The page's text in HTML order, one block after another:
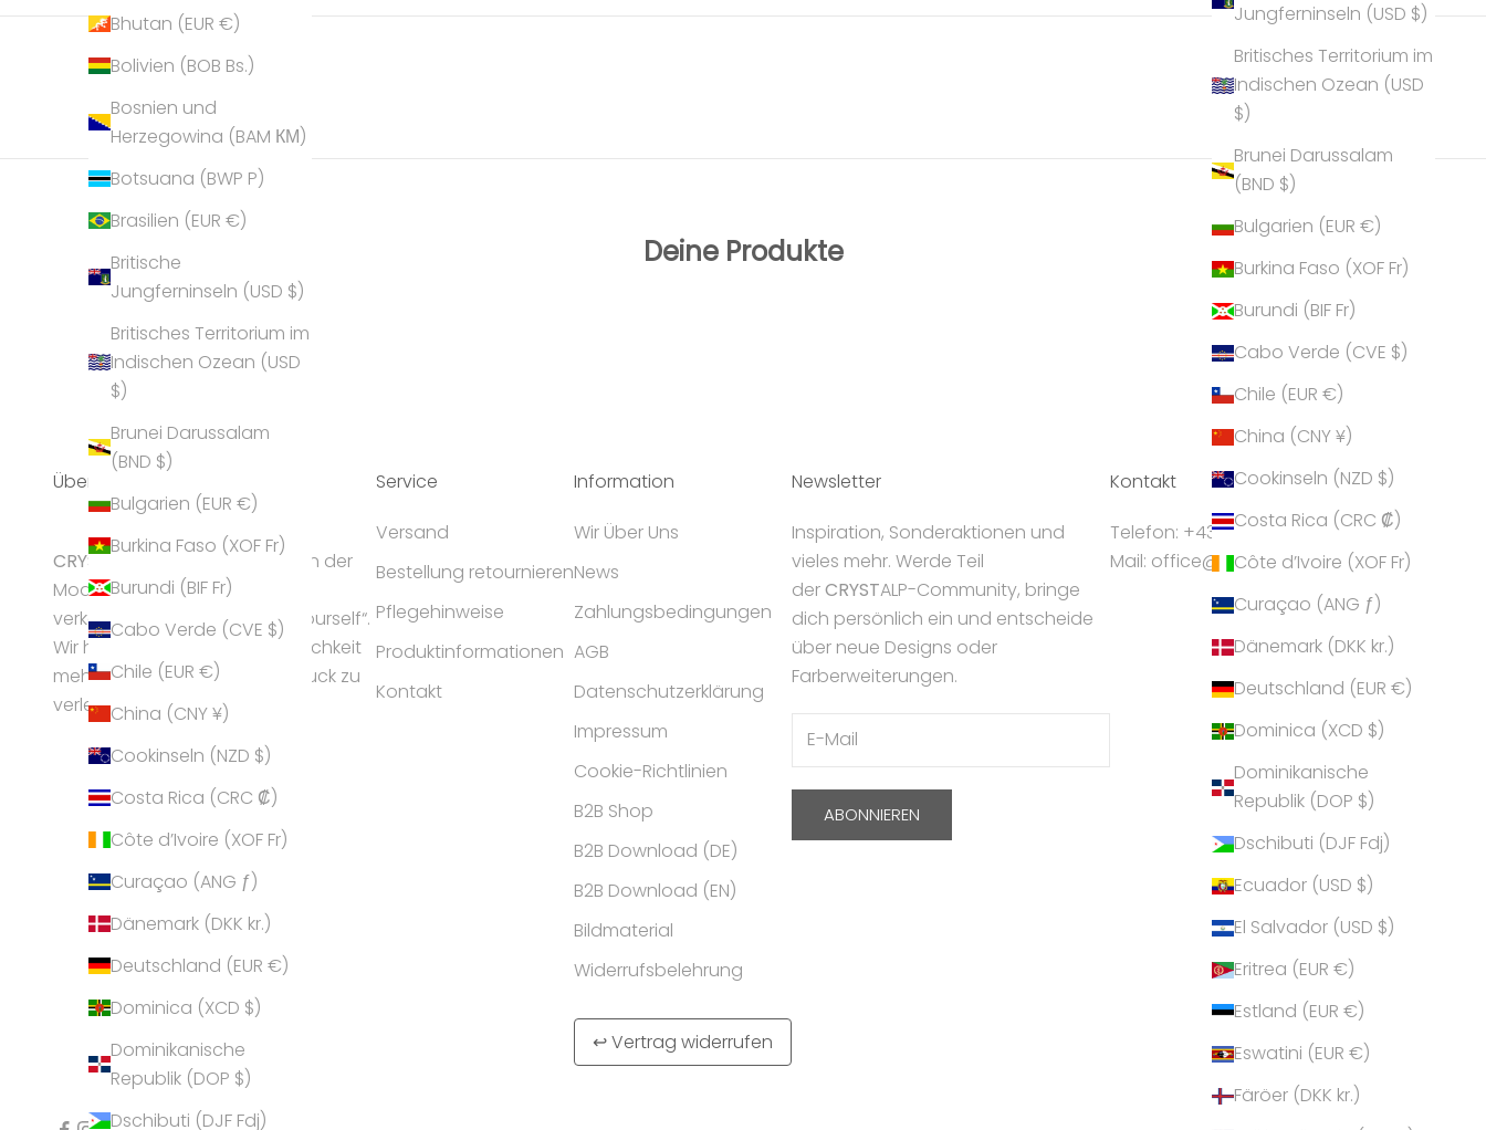
Jungferninseln (USD $)
Britisches Territorium im
Indischen Ozean (USD
$)
Brunei Darussalam
(BND $)
Bulgarien (EUR €)
Burkina Faso (XOF Fr)
Burundi (BIF Fr)
Cabo Verde (CVE $)
Chile (EUR €)
China (CNY ¥)
Cookinseln (NZD $)
Costa Rica (CRC ₡)
Côte d’Ivoire (XOF Fr)
Curaçao (ANG ƒ)
Dänemark (DKK kr.)
Deutschland (EUR €)
Dominica (XCD $)
Dominikanische
Republik (DOP $)
Dschibuti (DJF Fdj)
Ecuador (USD $)
El Salvador (USD $)
Eritrea (EUR €)
Estland (EUR €)
Eswatini (EUR €)
Färöer (DKK kr.)
Bhutan (EUR €)
Bolivien (BOB Bs.)
Bosnien und
Herzegowina (BAM КМ)
Botsuana (BWP P)
Brasilien (EUR €)
Britische
Jungferninseln (USD $)
Britisches Territorium im
Indischen Ozean (USD
$)
Brunei Darussalam
(BND $)
Bulgarien (EUR €)
Burkina Faso (XOF Fr)
Burundi (BIF Fr)
Cabo Verde (CVE $)
Chile (EUR €)
China (CNY ¥)
Cookinseln (NZD $)
Costa Rica (CRC ₡)
Côte d’Ivoire (XOF Fr)
Curaçao (ANG ƒ)
Dänemark (DKK kr.)
Deutschland (EUR €)
Dominica (XCD $)
Dominikanische
Republik (DOP $)
Dschibuti (DJF Fdj)
Deine Produkte
Über Uns
CRYSTALP gilt als Geheimtipp in der
Modeschmuck-Branche und
verkörpert die Idee „express yourself“.
Wir helfen Frauen ihrer Persönlichkeit
mehr Ausstrahlung und Ausdruck zu
verleihen.
Service
Versand
Bestellung retournieren
Pflegehinweise
Produktinformationen
Kontakt
Information
Wir Über Uns
News
Zahlungsbedingungen
AGB
Datenschutzerklärung
Impressum
Cookie-Richtlinien
B2B Shop
B2B Download (DE)
B2B Download (EN)
Bildmaterial
Widerrufsbelehrung
↩ Vertrag widerrufen
Newsletter
Inspiration, Sonderaktionen und
vieles mehr. Werde Teil
derCRYSTALP-Community, bringe
dich persönlich ein und entscheide
über neue Designs oder
Farberweiterungen.
ABONNIEREN
Kontakt
Telefon: +43 5224 55550
Mail: office@crystalp.com